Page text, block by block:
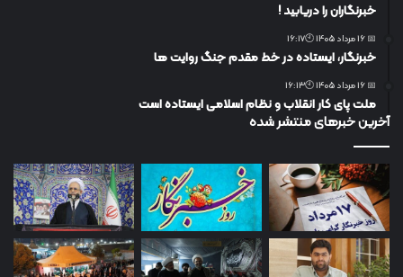
خبرنگاران را دریابید !
📅 16 مرداد 1405 🕙16:17
خبرنگار، ایستاده در خط مقدم جنگ روایت ها
📅 16 مرداد 1405 🕙16:13
ملت پای کار انقلاب و نظام اسلامی ایستاده است
آخرین خبرهای منتشر شده